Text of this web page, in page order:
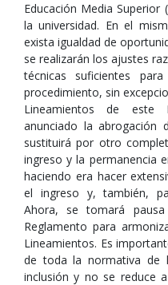
Educación Media Superior
la universidad. En el
exista igualdad de
se realizarán los ajustes
técnicas suficientes
procedimiento, sin
Lineamientos de este
anunciado la abrogación
sustituirá por otro
ingreso y la permanencia
haciendo era hacer
el ingreso y, también,
Ahora, se tomará
Reglamento para
Lineamientos. Es
de toda la normativa de
inclusión y no se reduce